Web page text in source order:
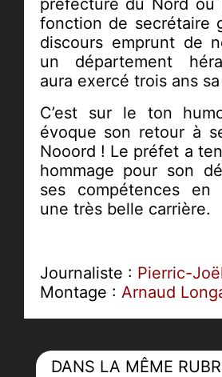
préfecture du Nord où
fonction de secrétaire
discours emprunt de
un département
aura exercé trois ans
C’est sur le ton
évoque son retour à
Nooord ! Le préfet a
hommage pour son
ses compétences en
une très belle carrière.
Journaliste : Pierric-
Montage : Arnaud
DANS LA MÊME